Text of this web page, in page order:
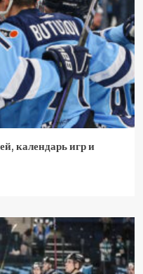
календарь игр и